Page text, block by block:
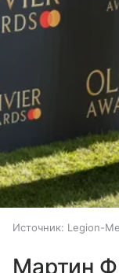
Источник: Legion-
Мартин